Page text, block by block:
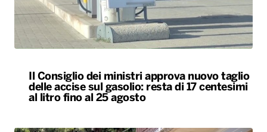
Il Consiglio dei ministri approva nuovo taglio
delle accise sul gasolio: resta di 17 centesimi
al litro fino al 25 agosto